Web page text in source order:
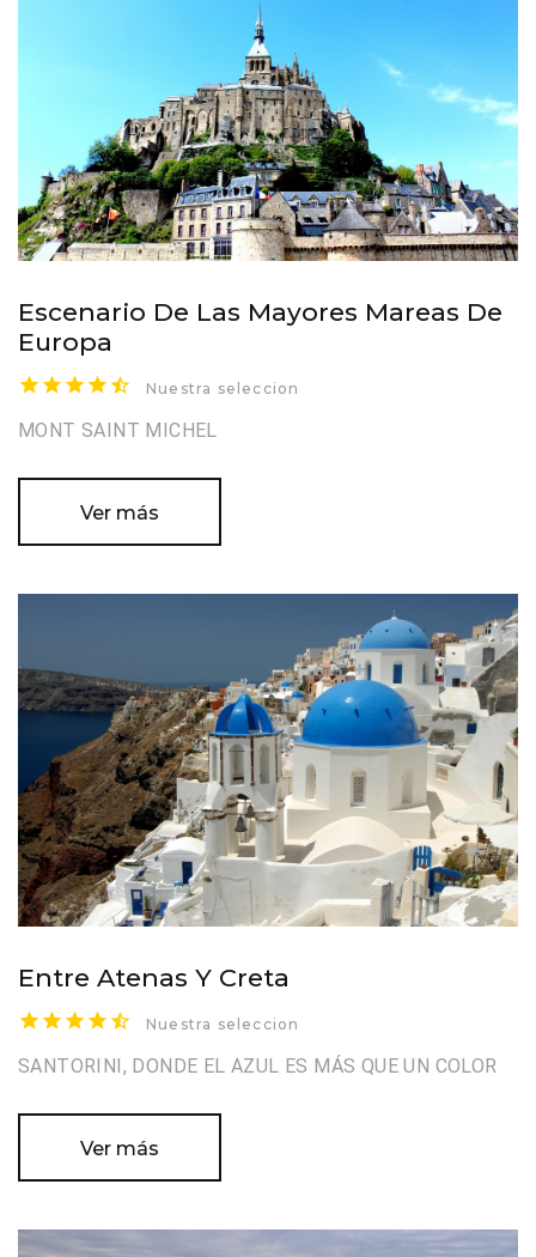
Escenario De Las Mayores Mareas De
Europa
Nuestra seleccion
MONT SAINT MICHEL
Ver más
Entre Atenas Y Creta
Nuestra seleccion
SANTORINI, DONDE EL AZUL ES MÁS QUE UN COLOR
Ver más